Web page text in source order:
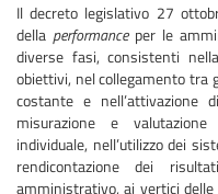
Il decreto legislativo 27
della performanceper le
diverse fasi, consistenti
obiettivi, nel collegamento tra
costante e nell’attivazione
misurazione e
individuale, nell’utilizzo dei
rendicontazione dei
amministrativo, ai vertici